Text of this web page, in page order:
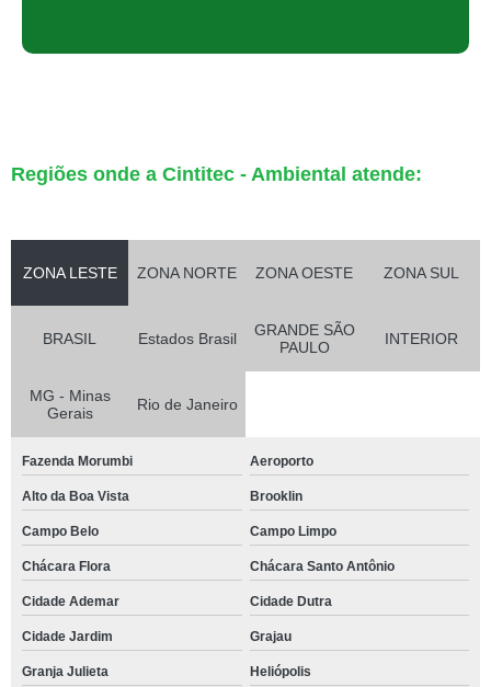
Regiões onde a Cintitec - Ambiental atende:
ZONA LESTE ZONA NORTE ZONA OESTE ZONA SUL
BRASIL Estados Brasil
GRANDE SÃO
PAULO
INTERIOR
MG - Minas
Gerais
Rio de Janeiro
Fazenda Morumbi Aeroporto
Alto da Boa Vista Brooklin
Campo Belo Campo Limpo
Chácara Flora Chácara Santo Antônio
Cidade Ademar Cidade Dutra
Cidade Jardim Grajau
Granja Julieta Heliópolis